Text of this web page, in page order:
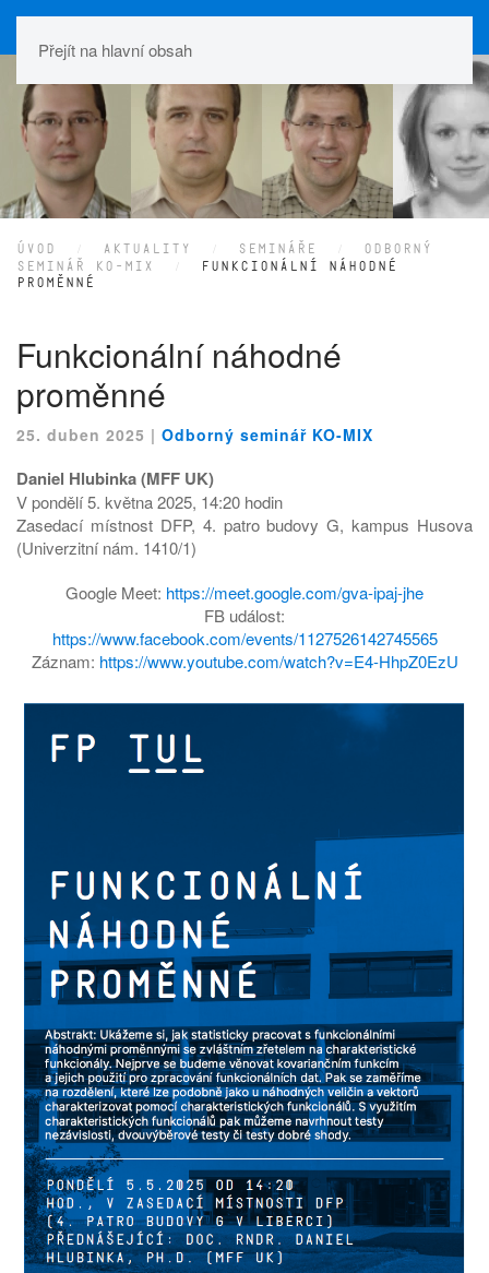
Přejít na hlavní obsah
ÚVOD AKTUALITY SEMINÁŘE
ODBORNÝ
SEMINÁŘ KO-MIX
FUNKCIONÁLNÍ NÁHODNÉ
PROMĚNNÉ
Funkcionální náhodné
proměnné
25. duben 2025 | Odborný seminář KO-MIX
Daniel Hlubinka (MFF UK)
V pondělí 5. května 2025, 14:20 hodin
Zasedací místnost DFP, 4. patro budovy G, kampus Husova
(Univerzitní nám. 1410/1)
Google Meet: https://meet.google.com/gva-ipaj-jhe
FB událost:
https://www.facebook.com/events/1127526142745565
Záznam: https://www.youtube.com/watch?v=E4-HhpZ0EzU